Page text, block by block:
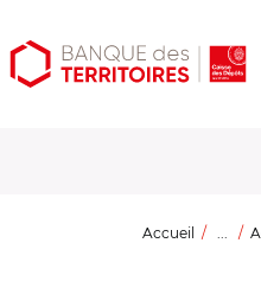
Aller
au
Aller
au
Ouvrir
les
Accueil ...